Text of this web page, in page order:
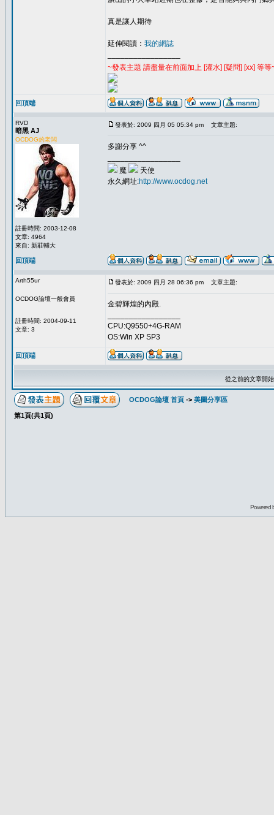
真是讓人期待
延伸閱讀： 我的網誌
~發表主題 請盡量在前面加上 [灌水] [疑問] [xx] 等等
回頂端
RVD
暗黑 AJ
OCDOG的老闆
註冊時間: 2003-12-08
文章: 4964
來自: 新莊輔大
發表於: 2009 四月 05 05:34 pm 文章主題:
多謝分享 ^^
魔
天使
永久網址:http://www.ocdog.net
回頂端
Arth55ur
OCDOG論壇一般會員
註冊時間: 2004-09-11
文章: 3
發表於: 2009 四月 28 06:36 pm 文章主題:
金碧輝煌的內殿.
CPU:Q9550+4G-RAM
OS:Win XP SP3
回頂端
從之前的文章開
OCDOG論壇 首頁 -> 美圖分享區
第1頁(共1頁)
Powered